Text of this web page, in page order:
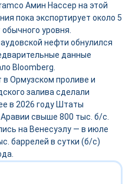
Амин Нассер на этой
пока экспортирует около 5
уровня.
нефти обнулился
данные
Bloomberg.
в Ормузском проливе и
залива сделали
в 2026 году Штаты
свыше 800 тыс. б/с.
на Венесуэлу — в июле
баррелей в сутки (б/с)